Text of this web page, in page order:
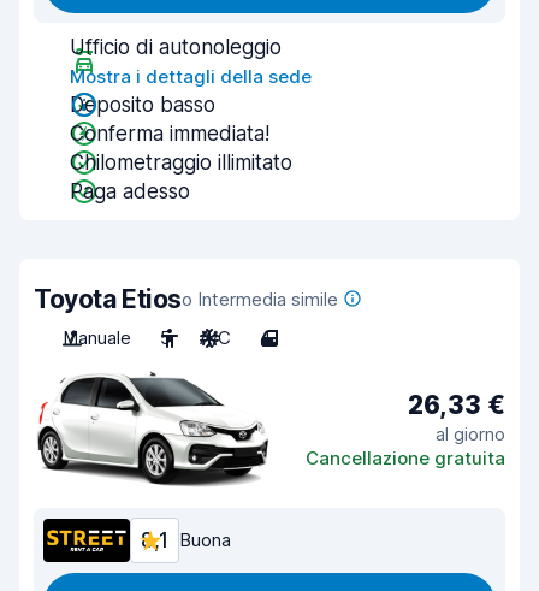
Ufficio di autonoleggio
Mostra i dettagli della sede
Deposito basso
Conferma immediata!
Chilometraggio illimitato
Paga adesso
Toyota Etioso Intermedia simile
Manuale
5 A/C 4
26,33 €
al giorno
Cancellazione gratuita
8,1 Buona